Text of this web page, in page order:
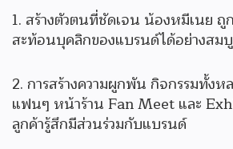
1. สร้างตัวตนที่ชัดเจน น้องหมีเนย
สะท้อนบุคลิกของแบรนด์ได้อย่างสม
2. การสร้างความผูกพัน กิจกรรมทั้งห
แฟนๆ หน้าร้าน Fan Meet และ
ลูกค้ารู้สึกมีส่วนร่วมกับแบรนด์